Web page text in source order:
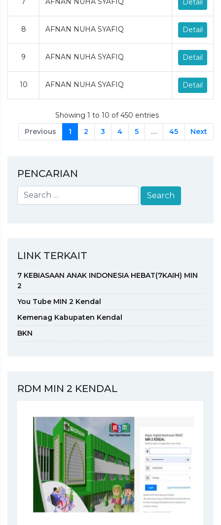
Detail
8 AFNAN NUHA SYAFIQ Detail
9 AFNAN NUHA SYAFIQ Detail
10 AFNAN NUHA SYAFIQ Detail
Showing 1 to 10 of 450 entries
Previous
1 2 3 4 5 … 45 Next
PENCARIAN
LINK TERKAIT
7 KEBIASAAN ANAK INDONESIA HEBAT(7KAIH) MIN
2
You Tube MIN 2 Kendal
Kemenag Kabupaten Kendal
BKN
RDM MIN 2 KENDAL